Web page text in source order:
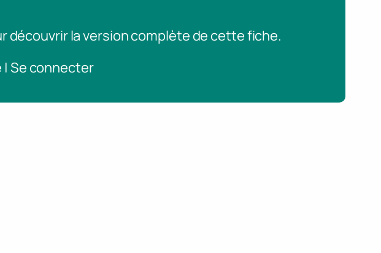
découvrir la version complète de cette fiche.
Se connecter